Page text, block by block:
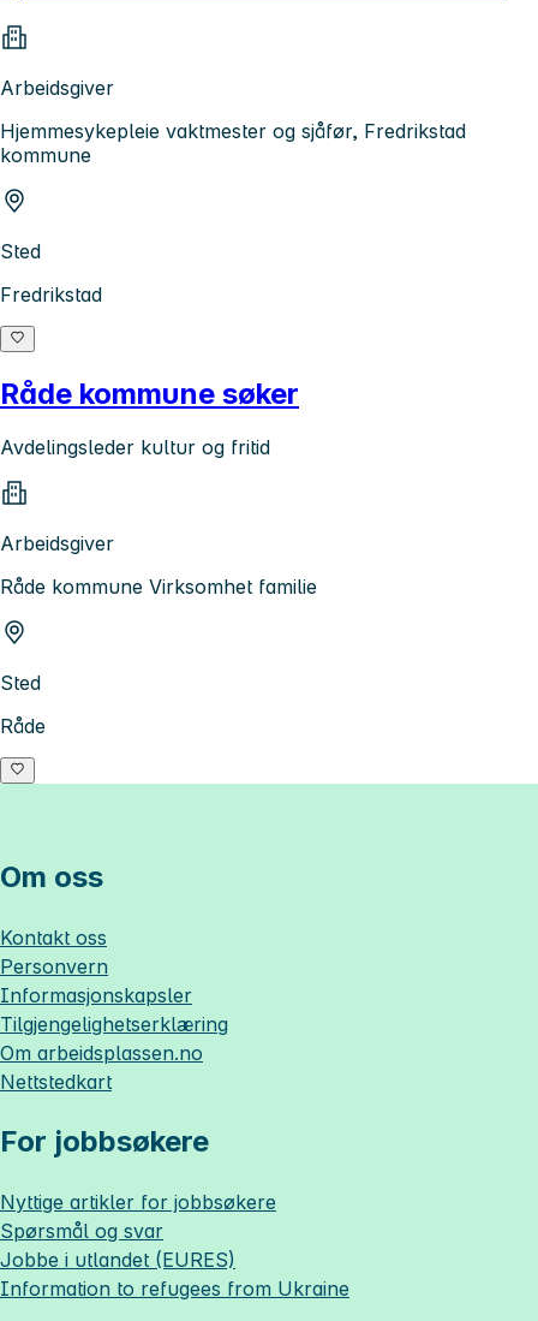
Arbeidsgiver
Hjemmesykepleie vaktmester og sjåfør, Fredrikstad
kommune
Sted
Fredrikstad
Råde kommune søker
Avdelingsleder kultur og fritid
Arbeidsgiver
Råde kommune Virksomhet familie
Sted
Råde
Om oss
Kontakt oss
Personvern
Informasjonskapsler
Tilgjengelighetserklæring
Om arbeidsplassen.no
Nettstedkart
For jobbsøkere
Nyttige artikler for jobbsøkere
Spørsmål og svar
Jobbe i utlandet (EURES)
Information to refugees from Ukraine